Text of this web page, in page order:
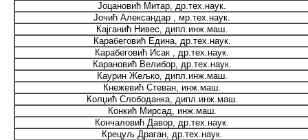
Јоцановић Митар, др.тех.наук.
Јочић Александар , мр.тех.наук.
Кајганић Нивес, дипл.инж.маш.
Карабеговић Едина, др.тех.наук.
Карабеговић Исак , др.тех.наук.
Карановић Велибор, др.тех.наук.
Каурин Жељко, дипл.инж.маш.
Кнежевић Стеван, инж.маш.
Колџић Слободанка, дипл.инж.маш.
Конкић Мирсад, инж.маш.
Кончаловић Давор, др.тех.наук.
Крецуљ Драган, др.тех.наук.